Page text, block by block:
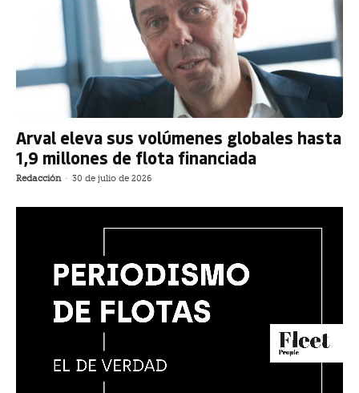
Arval eleva sus volúmenes globales hasta
1,9 millones de flota financiada
Redacción - 30 de julio de 2026